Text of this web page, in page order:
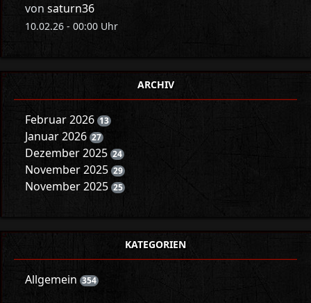
von saturn36
10.02.26 - 00:00 Uhr
ARCHIV
Februar 2026 13
Januar 2026 27
Dezember 2025 24
November 2025 29
November 2025 25
KATEGORIEN
Allgemein 354